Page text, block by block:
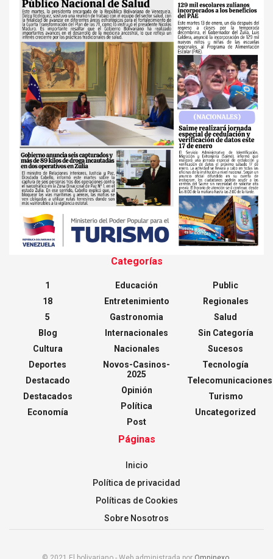
Categorías
1
18
5
Blog
Cultura
Deportes
Destacado
Destacados
Economía
Educación
Entretenimiento
Gastronomia
Internacionales
Nacionales
Novos-Casinos-
2025
Opinión
Política
Post
Public
Regionales
Salud
Sin Categoría
Sucesos
Tecnología
Telecomunicaciones
Turismo
Uncategorized
Páginas
Inicio
Política de privacidad
Políticas de Cookies
Sobre Nosotros